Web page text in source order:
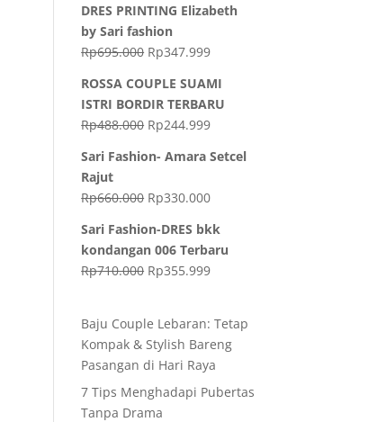
DRES PRINTING Elizabeth
by Sari fashion
Rp695.000 Rp347.999
ROSSA COUPLE SUAMI
ISTRI BORDIR TERBARU
Rp488.000 Rp244.999
Sari Fashion- Amara Setcel
Rajut
Rp660.000 Rp330.000
Sari Fashion-DRES bkk
kondangan 006 Terbaru
Rp710.000 Rp355.999
Baju Couple Lebaran: Tetap
Kompak & Stylish Bareng
Pasangan di Hari Raya
7 Tips Menghadapi Pubertas
Tanpa Drama